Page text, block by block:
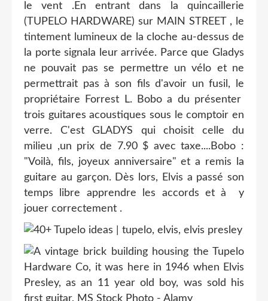
le vent .En entrant dans la quincaillerie
(TUPELO HARDWARE) sur MAIN STREET , le
tintement lumineux de la cloche au-dessus de
la porte signala leur arrivée. Parce que Gladys
ne pouvait pas se permettre un vélo et ne
permettrait pas à son fils d'avoir un fusil, le
propriétaire Forrest L. Bobo a du présenter
trois guitares acoustiques sous le comptoir en
verre. C'est GLADYS qui choisit celle du
milieu ,un prix de 7.90 $ avec taxe....Bobo :
"Voilà, fils, joyeux anniversaire" et a remis la
guitare au garçon. Dès lors, Elvis a passé son
temps libre apprendre les accords et à y
jouer correctement .